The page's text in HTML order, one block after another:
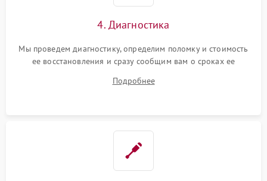
4. Диагностика
Мы проведем диагностику, определим поломку и стоимость
ее восстановления и сразу сообщим вам о сроках ее
Подробнее